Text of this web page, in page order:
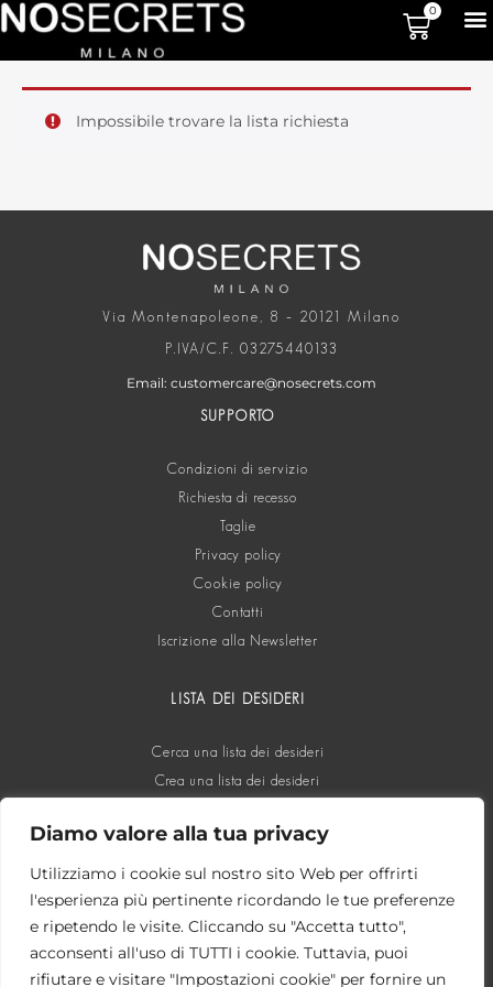
Diamo valore alla tua privacy
Utilizziamo i cookie sul nostro sito Web per offrirti
l'esperienza più pertinente ricordando le tue preferenze
e ripetendo le visite. Cliccando su "Accetta tutto",
acconsenti all'uso di TUTTI i cookie. Tuttavia, puoi
rifiutare e visitare "Impostazioni cookie" per fornire un
0
Impossibile trovare la lista richiesta
Via Montenapoleone, 8 – 20121 Milano
P.IVA/C.F. 03275440133
Email: customercare@nosecrets.com
SUPPORTO
Condizioni di servizio
Richiesta di recesso
Taglie
Privacy policy
Cookie policy
Contatti
Iscrizione alla Newsletter
LISTA DEI DESIDERI
Cerca una lista dei desideri
Crea una lista dei desideri
SOCIAL